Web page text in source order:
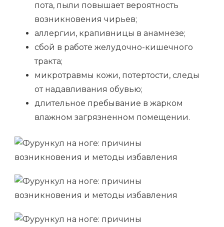
пота, пыли повышает вероятность
возникновения чирьев;
аллергии, крапивницы в анамнезе;
сбой в работе желудочно-кишечного
тракта;
микротравмы кожи, потертости, следы
от надавливания обувью;
длительное пребывание в жарком
влажном загрязненном помещении.